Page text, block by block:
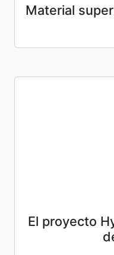
Material
El proyecto